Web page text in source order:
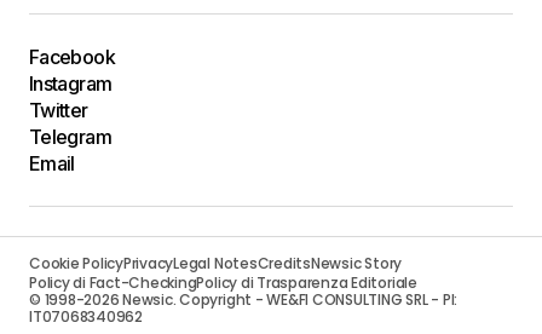
Facebook
Instagram
Twitter
Telegram
Email
Cookie PolicyPrivacyLegal NotesCreditsNewsic Story
Policy di Fact-CheckingPolicy di Trasparenza Editoriale
© 1998-2026 Newsic. Copyright - WE&FI CONSULTING SRL - PI:
IT07068340962